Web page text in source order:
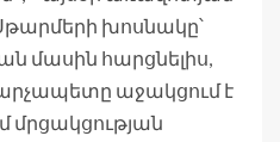
խոսնակը՝
մասին հարցնելիս,
աջակցում է
մրցակցության